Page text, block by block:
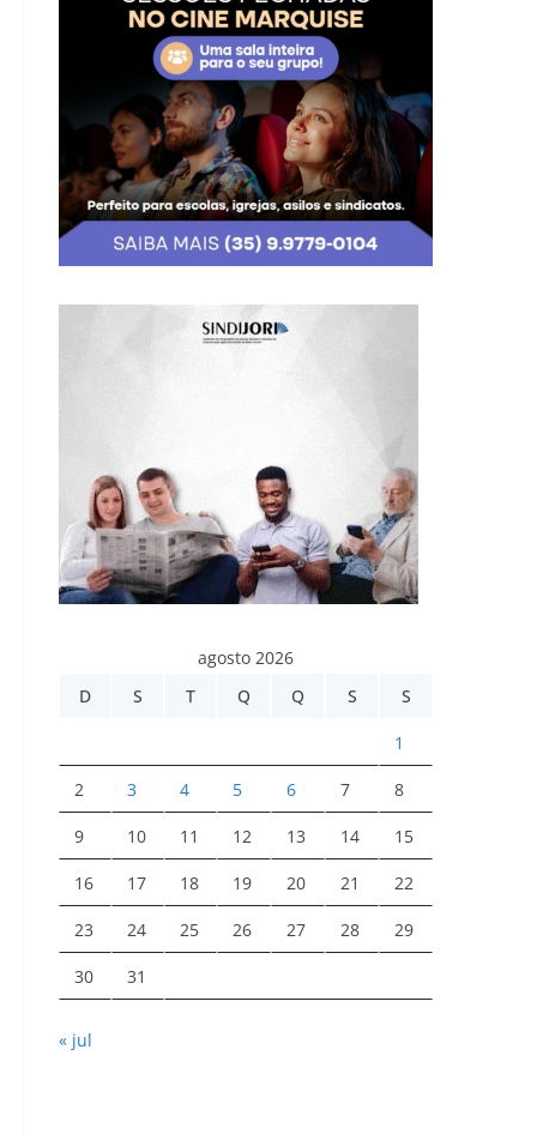
agosto 2026
D
S T Q Q S S
1
2 3 4 5 6 7 8
9 10 11 12 13 14 15
16 17 18 19 20 21 22
23 24 25 26 27 28 29
30 31
« jul